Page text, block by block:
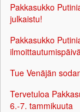
Pakkasukko
julkaistu!
Pakkasukko
Tue Venäjän
Tervetuloa
6.-7. tammikuuta